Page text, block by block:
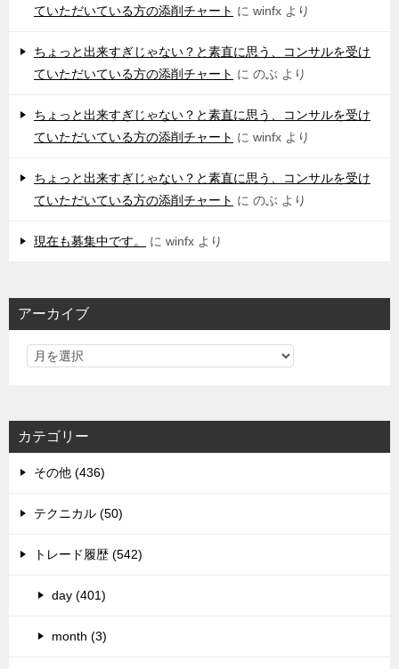
ていただいている方の添削チャート に winfx より
ちょっと出来すぎじゃない？と素直に思う、コンサルを受け
ていただいている方の添削チャート に のぶ より
ちょっと出来すぎじゃない？と素直に思う、コンサルを受け
ていただいている方の添削チャート に winfx より
ちょっと出来すぎじゃない？と素直に思う、コンサルを受け
ていただいている方の添削チャート に のぶ より
現在も募集中です。 に winfx より
アーカイブ
カテゴリー
その他 (436)
テクニカル (50)
トレード履歴 (542)
day (401)
month (3)